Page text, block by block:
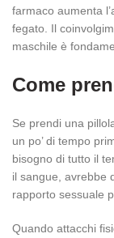
farmaco aumenta
fegato. Il
maschile è
Come
Se prendi una
un po’ di tempo
bisogno di tutto il
il sangue, avrebbe
rapporto sessuale
Quando attacchi